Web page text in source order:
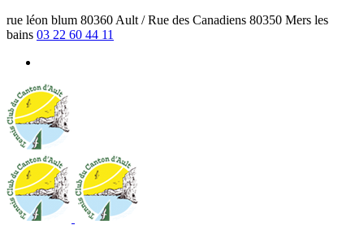
rue léon blum 80360 Ault / Rue des Canadiens 80350 Mers les
bains 03 22 60 44 11